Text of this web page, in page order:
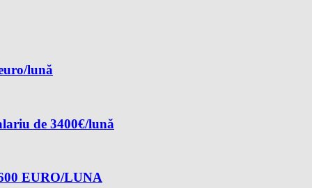
lună
de 3400€/lună
EURO/LUNA